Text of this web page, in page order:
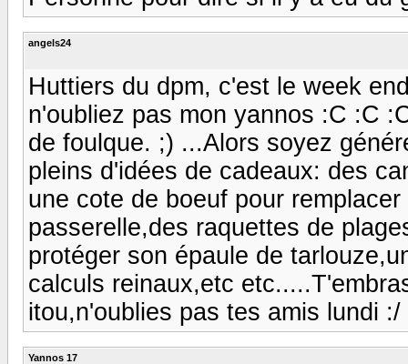
angels24
Huttiers du dpm, c'est le week
n'oubliez pas mon yannos :C :C
de foulque. ;) ...Alors soyez
pleins d'idées de cadeaux: des
une cote de boeuf pour
passerelle,des raquettes de
protéger son épaule de
calculs reinaux,etc
itou,n'oublies pas tes amis lundi
Yannos 17